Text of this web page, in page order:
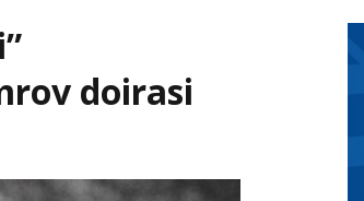
doirasi